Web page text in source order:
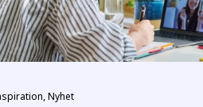
Nyhet
som